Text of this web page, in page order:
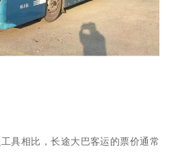
具相比，长途大巴客运的票价通常